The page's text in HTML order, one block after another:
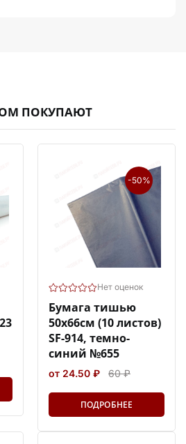
ПОКУПАЮТ
-50%
Нет оценок
Бумага тишью
50х66см (10 листов)
SF-914, темно-
синий №655
от 24.50 ₽ 60 ₽
ПОДРОБНЕЕ